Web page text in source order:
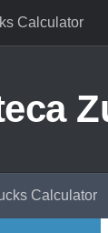
Calculator
Calculator